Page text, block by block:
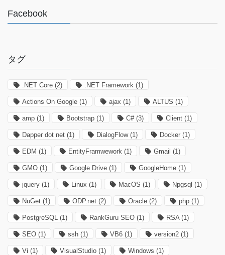
Facebook
タグ
.NET Core (2) .NET Framework (1)
Actions On Google (1) ajax (1) ALTUS (1)
amp (1) Bootstrap (1) C#(3) Client (1)
Dapper dot net (1) DialogFlow(1) Docker (1)
EDM (1) EntityFramwework (1) Gmail (1)
GMO (1) Google Drive (1) GoogleHome (1)
jquery (1) Linux (1) MacOS (1) Npgsql (1)
NuGet (1) ODP.net (2) Oracle (2) php (1)
PostgreSQL (1) RankGuru SEO (1) RSA(1)
SEO (1) ssh (1) VB6 (1) version2 (1)
Vi (1) VisualStudio (1) Windows (1)